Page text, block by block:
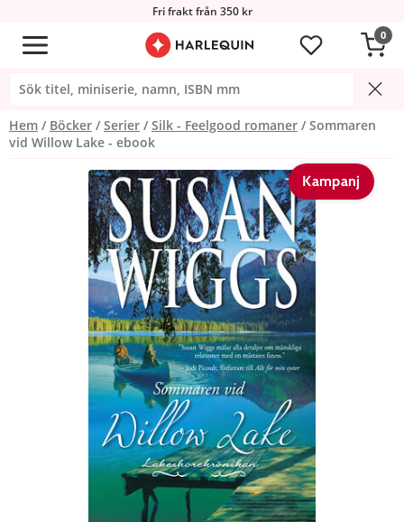
Fri frakt från 350 kr
0
Hem Böcker Serier Silk - Feelgood romaner
Sommaren
vid Willow Lake - ebook
Kampanj